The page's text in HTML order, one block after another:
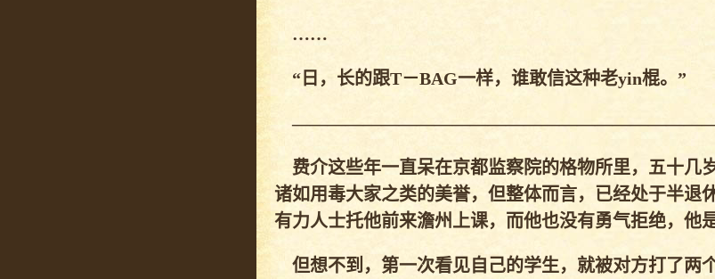
……
“日，长的跟T－BAG一样，谁敢信这种老yin棍。”
费介这些年一直呆在京都监察院的格物所里，五十几
诸如用毒大家之类的美誉，但整体而言，已经处于半退
有力人士托他前来澹州上课，而他也没有勇气拒绝，他
但想不到，第一次看见自己的学生，就被对方打了两